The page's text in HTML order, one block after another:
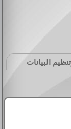
البيانات